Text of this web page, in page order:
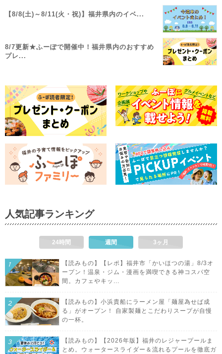
【8/8(土)～8/11(火・祝)】福井県内のイベ...
8/7更新★ふーぽで開催中！福井県内のおすすめ
プレ...
人気記事ランキング
24時間 週間 3ヶ月
【読みもの】【レポ】福井市「かいほつの湯」8/3オ
ープン！温泉・ジム・漫画を満喫できる神コスパ空
間。カフェやキッ...
【読みもの】小浜貴船にラーメン屋「麺屋為せば成
る」がオープン！ 自家製麺とこだわりスープが自慢
の一杯。
【読みもの】【2026年版】福井のレジャープールま
とめ。ウォータースライダー＆流れるプールを徹底ガ